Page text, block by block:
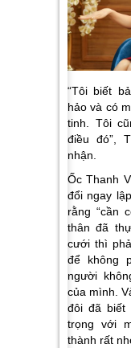
“Tôi biết
hảo và có
tinh. Tôi
điều đó”,
nhận.
Ốc Thanh
đổi ngay
rằng “cần
thân đã
cưới thì
để không
người
của mình.
đôi đã biết
trọng với
thành rất